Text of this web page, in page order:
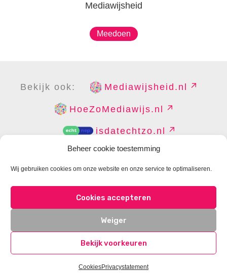
Beheer cookie toestemming
Wij gebruiken cookies om onze website en onze service te optimaliseren.
Cookies accepteren
Weiger
Bekijk voorkeuren
CookiesPrivacystatement
Mediawijsheid
Meedoen
Bekijk ook: Mediawijsheid.nl
HoeZoMediawijs.nl
isdatechtzo.nl
DISCLAIMER PRIVACY
CONTACT
COOKIES BEHEREN